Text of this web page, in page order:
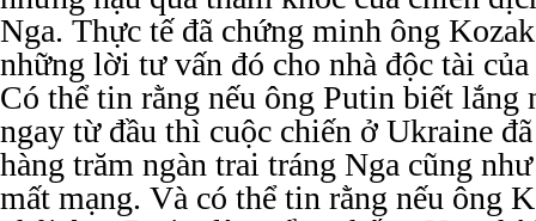
Nga. Thực tế đã chứng minh ông
những lời tư vấn đó cho nhà độc tài
Có thể tin rằng nếu ông Putin biết lắng
ngay từ đầu thì cuộc chiến ở Ukraine
hàng trăm ngàn trai tráng Nga cũng
mất mạng. Và có thể tin rằng nếu ông